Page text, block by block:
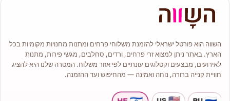
השווה הוא פורטל ישראלי להזמנת משלוחי פרחים ומתנות מחנויות מקומיות בכל
הארץ. באתר ניתן למצוא זרי פרחים, ורדים, סחלבים, מגשי פירות, מתנות
לאירועים, מבצעים וקטלוגים עונתיים לפי אזור משלוח. המטרה שלנו היא להציג
חוויית קנייה ברורה, נוחה ואמינה — מהחיפוש ועד ההזמנה.